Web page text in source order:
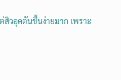
สิวอุดตันขึ้นง่ายมาก เพราะ